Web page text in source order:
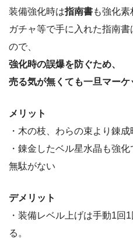
装備強化時は指南書も強化素
ガチャ等で手に入れた指南
ので、
強化時の誤爆を防ぐため、
売る気が無くても一旦マーケ
メリット
・木の枝、わらの束より錬
・錬金したベル星水晶も強
無駄がない
デメリット
・装備レベル上げは手動1回
る。